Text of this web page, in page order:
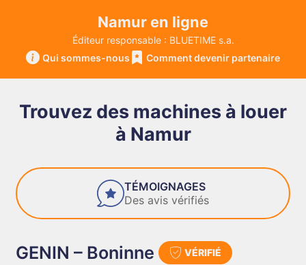
Namur en ligne
Éditeur responsable : BLUETIME s.a.
Qui sommes-nous
Comment devenir partenaire
Trouvez des machines à louer
à Namur
FIABILITÉ
Des entreprises de
GENIN – Boninne VÉRIFIÉ